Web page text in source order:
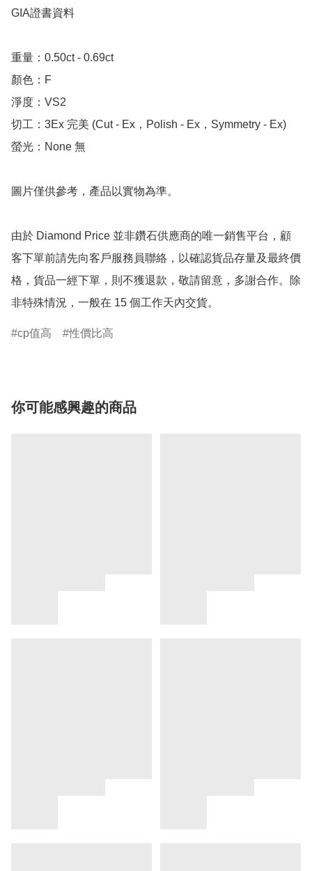
GIA證書資料
重量：0.50ct - 0.69ct
顏色：F
淨度：VS2
切工：3Ex 完美 (Cut - Ex，Polish - Ex，Symmetry - Ex)
螢光：None 無
圖片僅供參考，產品以實物為準。
由於 Diamond Price 並非鑽石供應商的唯一銷售平台，顧
客下單前請先向客戶服務員聯絡，以確認貨品存量及最終價
格，貨品一經下單，則不獲退款，敬請留意，多謝合作。除
非特殊情況，一般在 15 個工作天內交貨。
cp值高 性價比高
你可能感興趣的商品